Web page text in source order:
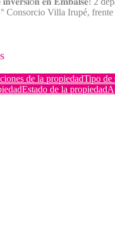
Consorcio Villa Irupé,
de la propiedadTipo de
Estado de la propiedad